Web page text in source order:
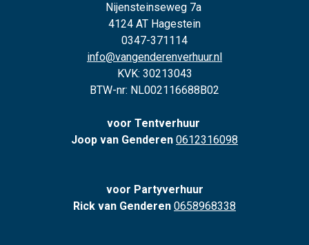
Nijensteinseweg 7a
4124 AT Hagestein
0347-371114
info@vangenderenverhuur.nl
KVK: 30213043
BTW-nr: NL002116688B02
voor Tentverhuur
Joop van Genderen 0612316098
voor Partyverhuur
Rick van Genderen 0658968338